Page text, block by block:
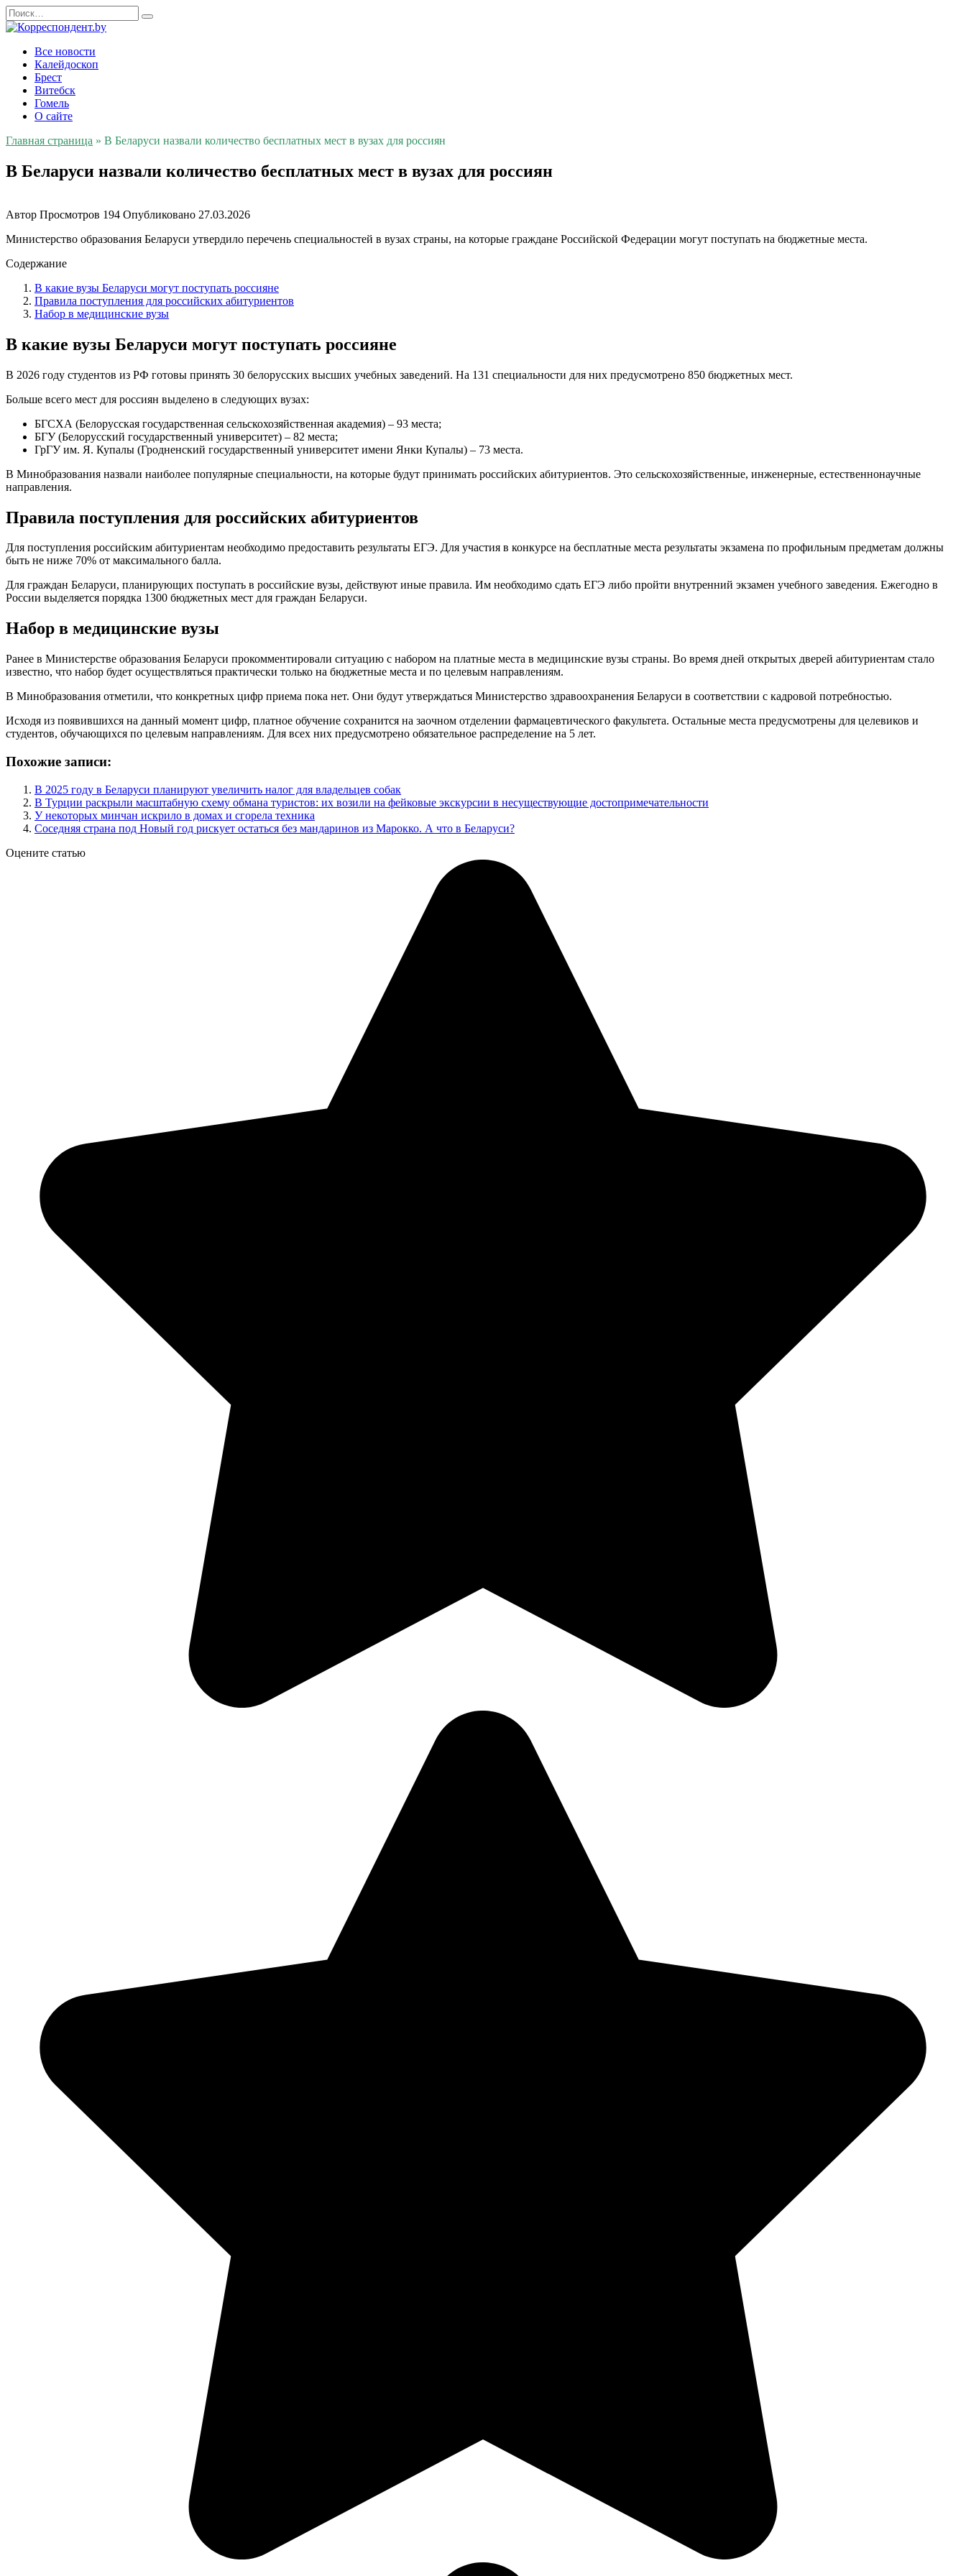
Перейти
к
содержанию
Search
for:
Все новости
Калейдоскоп
Брест
Витебск
Гомель
О сайте
Главная страница » В Беларуси назвали количество бесплатных мест в вузах для россиян
В Беларуси назвали количество бесплатных мест в вузах для россиян
Автор Просмотров 194 Опубликовано 27.03.2026
Министерство образования Беларуси утвердило перечень специальностей в вузах страны, на которые граждане Российской Федерации могут поступать на бюджетные места.
Содержание
В какие вузы Беларуси могут поступать россияне
Правила поступления для российских абитуриентов
Набор в медицинские вузы
В какие вузы Беларуси могут поступать россияне
В 2026 году студентов из РФ готовы принять 30 белорусских высших учебных заведений. На 131 специальности для них предусмотрено 850 бюджетных мест.
Больше всего мест для россиян выделено в следующих вузах:
БГСХА (Белорусская государственная сельскохозяйственная академия) – 93 места;
БГУ (Белорусский государственный университет) – 82 места;
ГрГУ им. Я. Купалы (Гродненский государственный университет имени Янки Купалы) – 73 места.
В Минобразования назвали наиболее популярные специальности, на которые будут принимать российских абитуриентов. Это сельскохозяйственные, инженерные, естественнонаучные
направления.
Правила поступления для российских абитуриентов
Для поступления российским абитуриентам необходимо предоставить результаты ЕГЭ. Для участия в конкурсе на бесплатные места результаты экзамена по профильным предметам должны
быть не ниже 70% от максимального балла.
Для граждан Беларуси, планирующих поступать в российские вузы, действуют иные правила. Им необходимо сдать ЕГЭ либо пройти внутренний экзамен учебного заведения. Ежегодно в
России выделяется порядка 1300 бюджетных мест для граждан Беларуси.
Набор в медицинские вузы
Ранее в Министерстве образования Беларуси прокомментировали ситуацию с набором на платные места в медицинские вузы страны. Во время дней открытых дверей абитуриентам стало
известно, что набор будет осуществляться практически только на бюджетные места и по целевым направлениям.
В Минобразования отметили, что конкретных цифр приема пока нет. Они будут утверждаться Министерство здравоохранения Беларуси в соответствии с кадровой потребностью.
Исходя из появившихся на данный момент цифр, платное обучение сохранится на заочном отделении фармацевтического факультета. Остальные места предусмотрены для целевиков и
студентов, обучающихся по целевым направлениям. Для всех них предусмотрено обязательное распределение на 5 лет.
Похожие записи:
В 2025 году в Беларуси планируют увеличить налог для владельцев собак
В Турции раскрыли масштабную схему обмана туристов: их возили на фейковые экскурсии в несуществующие достопримечательности
У некоторых минчан искрило в домах и сгорела техника
Соседняя страна под Новый год рискует остаться без мандаринов из Марокко. А что в Беларуси?
Оцените статью